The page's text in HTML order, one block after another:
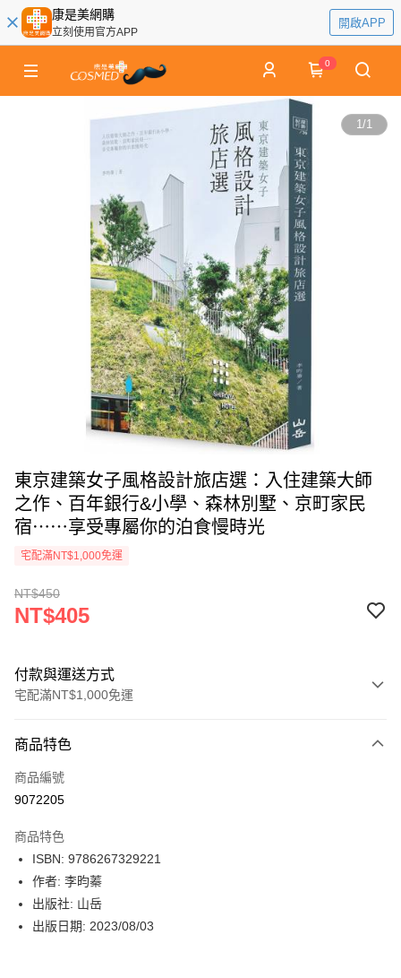
康是美網購
立刻使用官方APP
開啟APP
0
1/1
東京建築女子風格設計旅店選：入住建築大師
之作、百年銀行&小學、森林別墅、京町家民
宿⋯⋯享受專屬你的泊食慢時光
宅配滿NT$1,000免運
NT$450
NT$405
付款與運送方式
宅配滿NT$1,000免運
icash Pay
信用卡一次付款
LINE Pay
Apple Pay
街口支付
商品特色
商品編號
9072205
商品特色
ISBN: 9786267329221
作者: 李昀蓁
出版社: 山岳
出版日期: 2023/08/03